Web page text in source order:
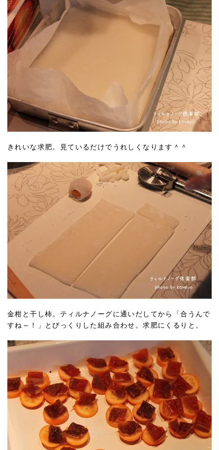
きれいな求肥。見ているだけでうれしくなります＾＾
金柑と干し柿。ティルナノーグに通いだしてから「合うんで
すね～！」とびっくりした組み合わせ。求肥にくるりと。